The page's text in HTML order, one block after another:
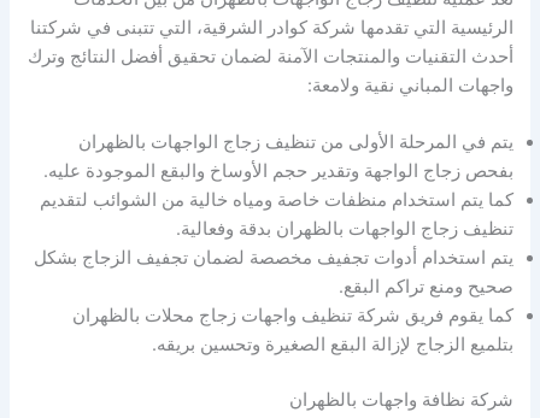
الرئيسية التي تقدمها شركة كوادر الشرقية، التي تتبنى في شركتنا
أحدث التقنيات والمنتجات الآمنة لضمان تحقيق أفضل النتائج وترك
واجهات المباني نقية ولامعة:
يتم في المرحلة الأولى من تنظيف زجاج الواجهات بالظهران
بفحص زجاج الواجهة وتقدير حجم الأوساخ والبقع الموجودة عليه.
كما يتم استخدام منظفات خاصة ومياه خالية من الشوائب لتقديم
تنظيف زجاج الواجهات بالظهران بدقة وفعالية.
يتم استخدام أدوات تجفيف مخصصة لضمان تجفيف الزجاج بشكل
صحيح ومنع تراكم البقع.
كما يقوم فريق شركة تنظيف واجهات زجاج محلات بالظهران
بتلميع الزجاج لإزالة البقع الصغيرة وتحسين بريقه.
شركة نظافة واجهات بالظهران